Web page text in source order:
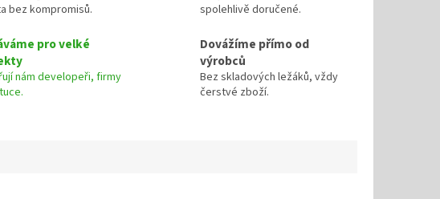
bez kompromisů.
spolehlivě doručené.
pro velké
nám developeři, firmy
Dovážíme přímo od
výrobců
Bez skladových ležáků, vždy
čerstvé zboží.